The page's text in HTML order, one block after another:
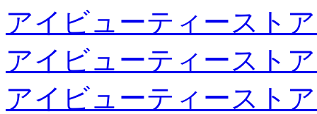
アイビューティースト
アイビューティースト
アイビューティースト